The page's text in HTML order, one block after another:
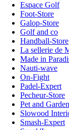
Espace Golf
Foot-Store
Galop-Store
Golf and co
Handball-Store
La sellerie de
Made in
Nauti-wave
On-Fight
Padel-Expert
Pecheur-Store
Pet and Garden
Slowood
Smash-Expert